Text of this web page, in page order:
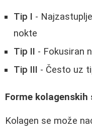
Tip I -
nokte
Tip II - Fokusiran
Tip III - Često uz
Forme kolagenskih
Kolagen se može